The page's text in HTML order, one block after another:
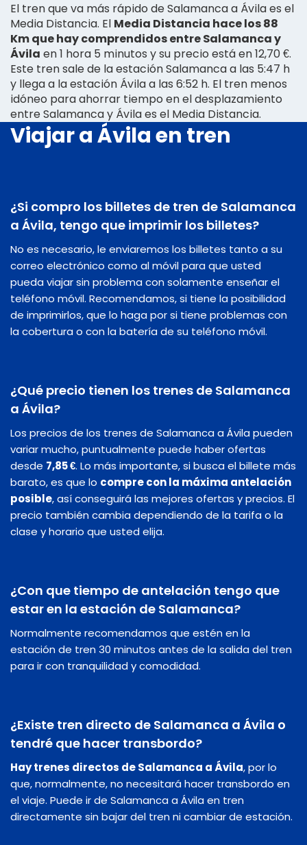
El tren que va más rápido de Salamanca a Ávila es el
Media Distancia. El Media Distancia hace los 88
Km que hay comprendidos entre Salamanca y
Ávila en 1 hora 5 minutos y su precio está en 12,70 €.
Este tren sale de la estación Salamanca a las 5:47 h
y llega a la estación Ávila a las 6:52 h. El tren menos
idóneo para ahorrar tiempo en el desplazamiento
entre Salamanca y Ávila es el Media Distancia.
Viajar a Ávila en tren
¿Si compro los billetes de tren de Salamanca
a Ávila, tengo que imprimir los billetes?
No es necesario, le enviaremos los billetes tanto a su
correo electrónico como al móvil para que usted
pueda viajar sin problema con solamente enseñar el
teléfono móvil. Recomendamos, si tiene la posibilidad
de imprimirlos, que lo haga por si tiene problemas con
la cobertura o con la batería de su teléfono móvil.
¿Qué precio tienen los trenes de Salamanca
a Ávila?
Los precios de los trenes de Salamanca a Ávila pueden
variar mucho, puntualmente puede haber ofertas
desde 7,85 €. Lo más importante, si busca el billete más
barato, es que lo compre con la máxima antelación
posible, así conseguirá las mejores ofertas y precios. El
precio también cambia dependiendo de la tarifa o la
clase y horario que usted elija.
¿Con que tiempo de antelación tengo que
estar en la estación de Salamanca?
Normalmente recomendamos que estén en la
estación de tren 30 minutos antes de la salida del tren
para ir con tranquilidad y comodidad.
¿Existe tren directo de Salamanca a Ávila o
tendré que hacer transbordo?
Hay trenes directos de Salamanca a Ávila, por lo
que, normalmente, no necesitará hacer transbordo en
el viaje. Puede ir de Salamanca a Ávila en tren
directamente sin bajar del tren ni cambiar de estación.